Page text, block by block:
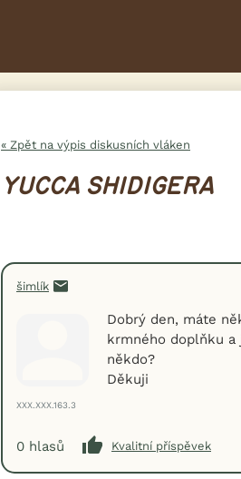
« Zpět na výpis diskusních vláken
YUCCA SHIDIGERA
šimlík
XXX.XXX.163.3
Dobrý den, máte
krmného doplňku a
někdo?
Děkuji
0 hlasů Kvalitní příspěvek